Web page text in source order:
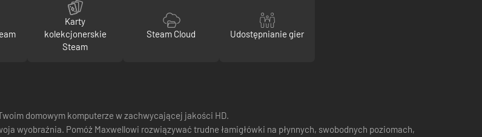
Karty
kolekcjonerskie
Steam
Steam Cloud Udostępnianie gier
domowym komputerze w zachwycającej jakości HD.
wyobraźnia. Pomóż Maxwellowi rozwiązywać trudne łamigłówki na płynnych, swobodnych poziomach,